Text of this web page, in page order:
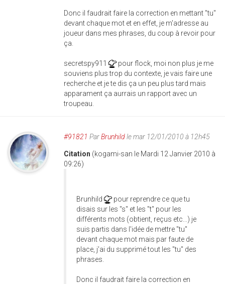
Donc il faudrait faire la correction en mettant "tu"
devant chaque mot et en effet, je m'adresse au
joueur dans mes phrases, du coup à revoir pour
ça.
secretspy911
pour flock, moi non plus je me
souviens plus trop du contexte, je vais faire une
recherche et je te dis ça un peu plus tard mais
apparament ça aurrais un rapport avec un
troupeau.
#91821 ParBrunhildle mar 12/01/2010 à 12h45
Citation (kogami-san le Mardi 12 Janvier 2010 à
09:26)
Brunhild
pour reprendre ce que tu
disais sur les "s" et les "t" pour les
différents mots (obtient, reçus etc...) je
suis partis dans l'idée de mettre "tu"
devant chaque mot mais par faute de
place, j'ai du supprimé tout les "tu" des
phrases.
Donc il faudrait faire la correction en